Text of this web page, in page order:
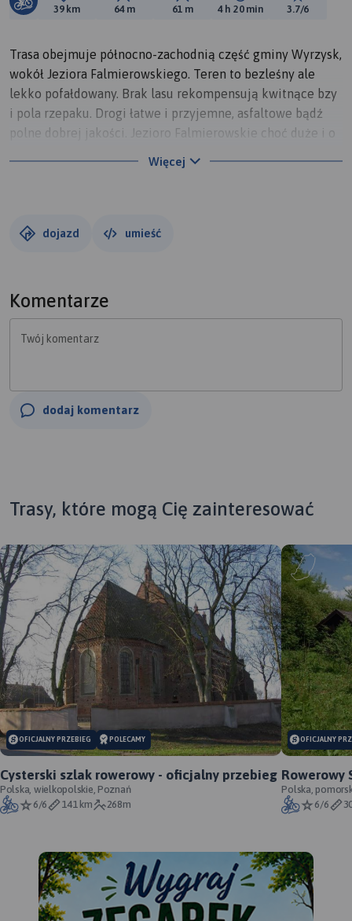
Długość trasy:
39 km Suma przewyższeń:
64 m Suma spadków:
61 m Średni czas potrzebny
4 h 20 min Ocena
3.7/6
Trasa obejmuje północno-zachodnią część gminy Wyrzysk,
wokół Jeziora Falmierowskiego. Teren to bezleśny ale
lekko pofałdowany. Brak lasu rekompensują kwitnące bzy
i pola rzepaku. Drogi łatwe i przyjemne, asfaltowe bądź
polne dobrej jakości. Jezioro Falmierowskie choć duże i o
do odpoczynku. Lepsze pod tym względem jest Jezioro
Góra Pieniężna i Czubata ale bez stromych podjazdów.
oraz neoromański kościół w Gromadnie. Brak
drogowskazów przy głównych drogach kierujących do
Wyrzysku. Posłużyłem się mapą turystyczną Gmina
Wyrzysk (1: 30000, UM Wyrzysk, BiK)
Więcej
dojazd umieść
Komentarze
Twój komentarz
dodaj komentarz
Trasy, które mogą Cię zainteresować
OFICJALNY PRZEBIEG POLECAMY
Cysterski szlak rowerowy - oficjalny przebieg
Polska, wielkopolskie, Poznań
6/6
141 km 268m
OFICJALNY
Rowerowy
oficjalny
Polska,
6/6